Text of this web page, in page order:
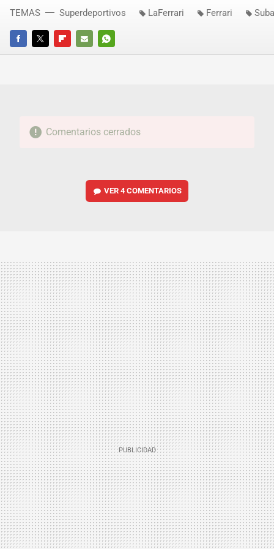
FACEBOOKTWITTERFLIPBOARD
E-
WHATSAPP
TEMAS Superdeportivos LaFerrari Ferrari
Comentarios cerrados
VER4 COMENTARIOS